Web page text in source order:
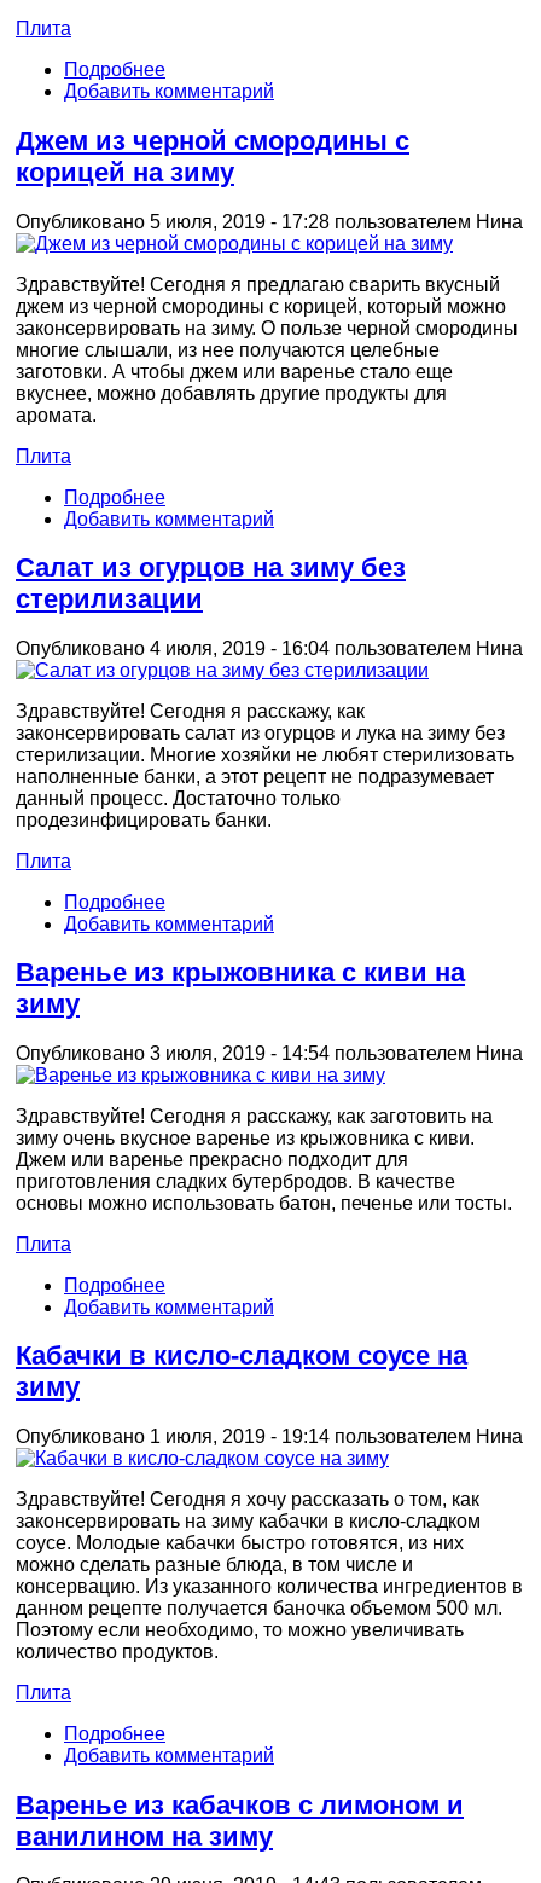
Плита
Подробнее
Добавить комментарий
Джем из черной смородины с
корицей на зиму
Опубликовано 5 июля, 2019 - 17:28 пользователем Нина
Здравствуйте! Сегодня я предлагаю сварить вкусный
джем из черной смородины с корицей, который можно
законсервировать на зиму. О пользе черной смородины
многие слышали, из нее получаются целебные
заготовки. А чтобы джем или варенье стало еще
вкуснее, можно добавлять другие продукты для
аромата.
Плита
Подробнее
Добавить комментарий
Салат из огурцов на зиму без
стерилизации
Опубликовано 4 июля, 2019 - 16:04 пользователем Нина
Здравствуйте! Сегодня я расскажу, как
законсервировать салат из огурцов и лука на зиму без
стерилизации. Многие хозяйки не любят стерилизовать
наполненные банки, а этот рецепт не подразумевает
данный процесс. Достаточно только
продезинфицировать банки.
Плита
Подробнее
Добавить комментарий
Варенье из крыжовника с киви на
зиму
Опубликовано 3 июля, 2019 - 14:54 пользователем Нина
Здравствуйте! Сегодня я расскажу, как заготовить на
зиму очень вкусное варенье из крыжовника с киви.
Джем или варенье прекрасно подходит для
приготовления сладких бутербродов. В качестве
основы можно использовать батон, печенье или тосты.
Плита
Подробнее
Добавить комментарий
Кабачки в кисло-сладком соусе на
зиму
Опубликовано 1 июля, 2019 - 19:14 пользователем Нина
Здравствуйте! Сегодня я хочу рассказать о том, как
законсервировать на зиму кабачки в кисло-сладком
соусе. Молодые кабачки быстро готовятся, из них
можно сделать разные блюда, в том числе и
консервацию. Из указанного количества ингредиентов в
данном рецепте получается баночка объемом 500 мл.
Поэтому если необходимо, то можно увеличивать
количество продуктов.
Плита
Подробнее
Добавить комментарий
Варенье из кабачков с лимоном и
ванилином на зиму